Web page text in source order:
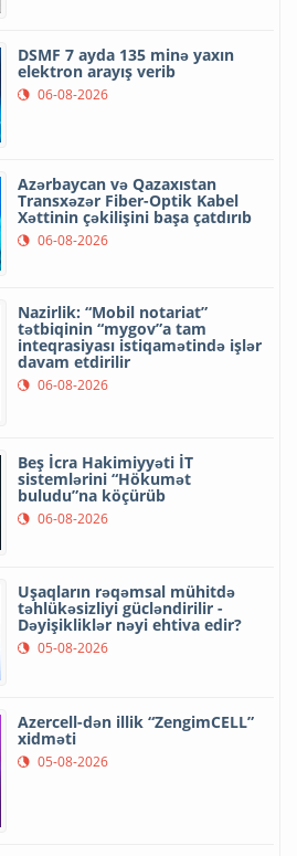
DSMF 7 ayda 135 minə yaxın
elektron arayış verib
06-08-2026
Azərbaycan və Qazaxıstan
Transxəzər Fiber-Optik Kabel
Xəttinin çəkilişini başa çatdırıb
06-08-2026
Nazirlik: “Mobil notariat”
tətbiqinin “mygov”a tam
inteqrasiyası istiqamətində işlər
davam etdirilir
06-08-2026
Beş İcra Hakimiyyəti İT
sistemlərini “Hökumət
buludu”na köçürüb
06-08-2026
Uşaqların rəqəmsal mühitdə
təhlükəsizliyi gücləndirilir -
Dəyişikliklər nəyi ehtiva edir?
05-08-2026
Azercell-dən illik “ZengimCELL”
xidməti
05-08-2026